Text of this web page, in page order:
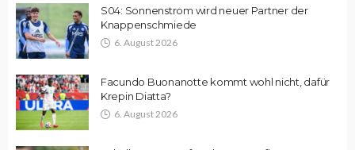
S04: Sonnenstrom wird neuer Partner der
Knappenschmiede
6. August 2026
Facundo Buonanotte kommt wohl nicht, dafür
Krepin Diatta?
6. August 2026